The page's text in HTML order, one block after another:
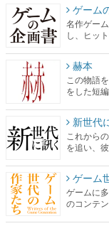
ゲーム
名作ゲー
し、ヒッ
赫本
この物語
をした短
新世代
これから
を追い、
ゲーム
ゲームに
のコンテ